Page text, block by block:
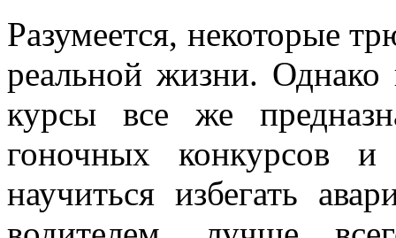
Разумеется, некоторые
реальной жизни. Однако
курсы все же
гоночных конкурсов
научиться избегать